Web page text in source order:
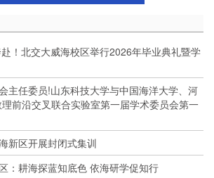
！北交大威海校区举行2026年毕业典礼暨学
主任委员!山东科技大学与中国海洋大学、河
前沿交叉联合实验室第一届学术委员会第一
新区开展封闭式集训
：耕海探蓝知底色 依海研学促知行